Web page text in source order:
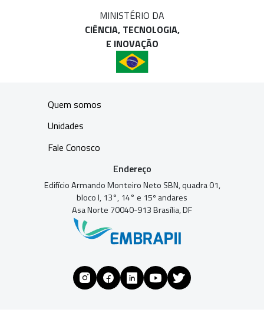
MINISTÉRIO DA
CIÊNCIA, TECNOLOGIA,
E INOVAÇÃO
Quem somos
Unidades
Fale Conosco
Endereço
Edifício Armando Monteiro Neto SBN, quadra 01,
bloco I, 13°, 14° e 15º andares
Asa Norte 70040-913 Brasília, DF